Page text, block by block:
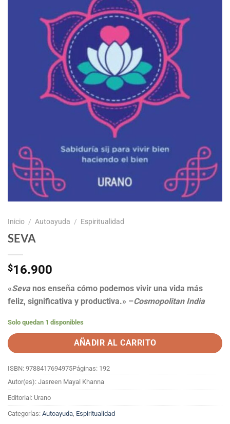
Inicio / Autoayuda / Espiritualidad
SEVA
$16.900
«Sevanos enseña cómo podemos vivir una vida más
feliz, significativa y productiva.» –Cosmopolitan India
Solo quedan 1 disponibles
AÑADIR AL CARRITO
ISBN: 9788417694975Páginas: 192
Autor(es): Jasreen Mayal Khanna
Editorial: Urano
Categorías: Autoayuda, Espiritualidad